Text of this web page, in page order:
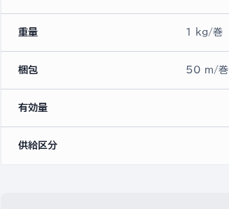
重量 1 kg/巻
梱包 50 m/巻
有効量
供給区分